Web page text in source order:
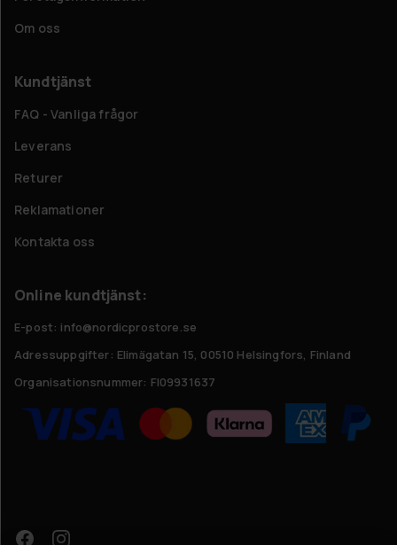
Om oss
Kundtjänst
FAQ - Vanliga frågor
Leverans
Returer
Reklamationer
Kontakta oss
Online kundtjänst:
E-post: info@nordicprostore.se
Adressuppgifter: Elimägatan 15, 00510 Helsingfors, Finland
Organisationsnummer: FI09931637